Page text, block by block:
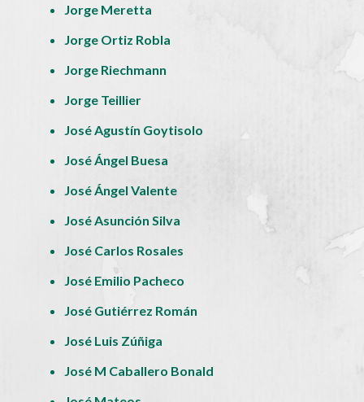
Jorge Meretta
Jorge Ortiz Robla
Jorge Riechmann
Jorge Teillier
José Agustín Goytisolo
José Ángel Buesa
José Ángel Valente
José Asunción Silva
José Carlos Rosales
José Emilio Pacheco
José Gutiérrez Román
José Luis Zúñiga
José M Caballero Bonald